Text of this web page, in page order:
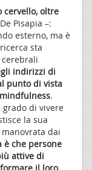
cervello, oltre
Pisapia –:
esterno, ma è
sta
indirizzi di
punto di vista
.
di vivere
la sua
dai
è che persone
attive di